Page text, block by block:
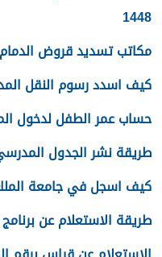
1448
مكاتب تسديد قروض الدمام 1448
كيف اسدد رسوم النقل
حساب عمر الطفل لدخول
طريقة نشر الجدول المدرسي
كيف اسجل في جامعة الملك
طريقة الاستعلام عن برنامج